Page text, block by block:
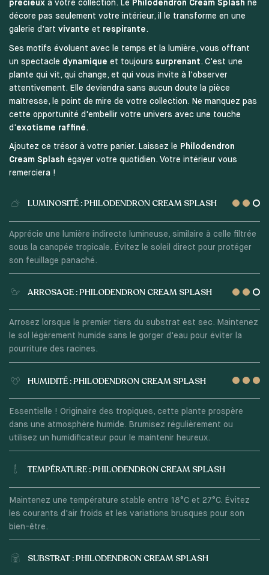
précieuxà votre collection. Le Philodendron Cream Splash ne
décore pas seulement votre intérieur, il le transforme en une
galerie d'art vivante et respirante.
Ses motifs évoluent avec le temps et la lumière, vous offrant
un spectacle dynamique et toujours surprenant . C'est une
plante qui vit, qui change, et qui vous invite à l'observer
attentivement. Elle deviendra sans aucun doute la pièce
maîtresse, le point de mire de votre collection. Ne manquez pas
cette opportunité d'embellir votre univers avec une touche
d'exotisme raffiné .
Ajoutez ce trésor à votre panier. Laissez le Philodendron
Cream Splash égayer votre quotidien. Votre intérieur vous
remerciera !
LUMINOSITÉ : PHILODENDRON CREAM SPLASH
Apprécie une lumière indirecte lumineuse, similaire à celle filtrée
sous la canopée tropicale. Évitez le soleil direct pour protéger
son feuillage panaché.
ARROSAGE : PHILODENDRON CREAM SPLASH
Arrosez lorsque le premier tiers du substrat est sec. Maintenez
le sol légèrement humide sans le gorger d'eau pour éviter la
pourriture des racines.
HUMIDITÉ : PHILODENDRON CREAM SPLASH
Essentielle ! Originaire des tropiques, cette plante prospère
dans une atmosphère humide. Brumisez régulièrement ou
utilisez un humidificateur pour le maintenir heureux.
TEMPÉRATURE : PHILODENDRON CREAM SPLASH
Maintenez une température stable entre 18°C et 27°C. Évitez
les courants d'air froids et les variations brusques pour son
bien-être.
SUBSTRAT : PHILODENDRON CREAM SPLASH